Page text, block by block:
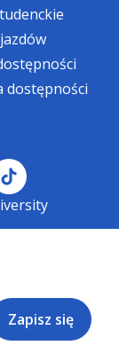
dostępności
Zapisz się